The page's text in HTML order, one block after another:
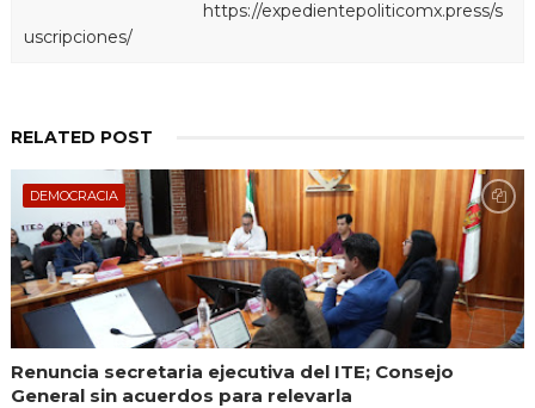
https://expedientepoliticomx.press/s
uscripciones/
RELATED POST
DEMOCRACIA
Renuncia secretaria ejecutiva del ITE; Consejo
General sin acuerdos para relevarla